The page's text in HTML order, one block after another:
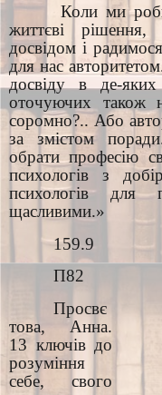
Коли ми
життєві рішення,
досвідом і
для нас
досвіду в де-
оточуючих також
соромно?.. Або
за змістом
обрати професію
психологів з
психологів для
щасливими.»
159.9
П82
Просвє
това, Анна.
13 ключів до
розуміння
себе, свого